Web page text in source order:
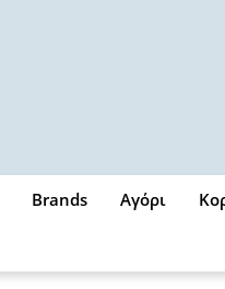
Brands Αγόρι